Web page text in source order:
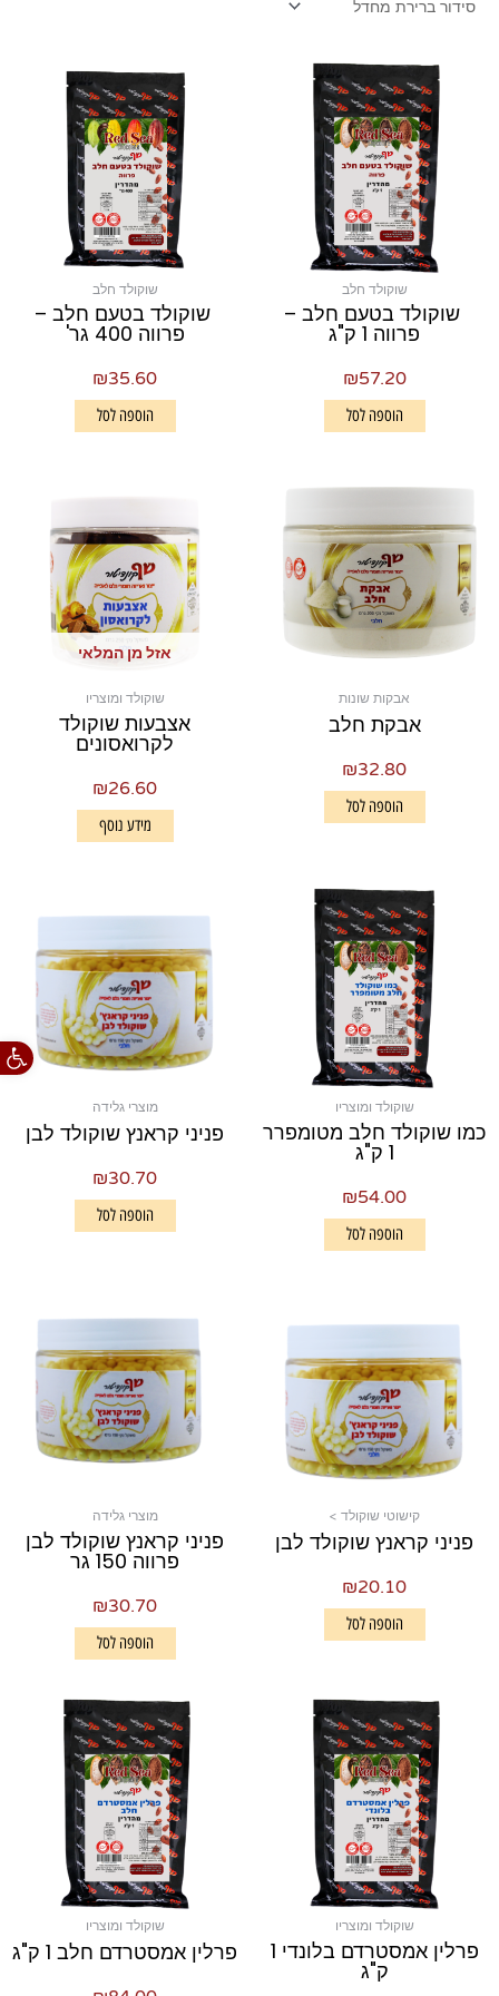
פתח
שוקולד חלב
שוקולד בטעם חלב –
פרווה 1 ק"ג
₪57.20
הוספה לסל
שוקולד חלב
שוקולד בטעם חלב –
פרווה 400 גר'
₪35.60
הוספה לסל
אבקות שונות
אבקת חלב
₪32.80
הוספה לסל
אזל מן המלאי
שוקולד ומוצריו
אצבעות שוקולד
לקרואסונים
₪26.60
מידע נוסף
שוקולד ומוצריו
כמו שוקולד חלב מטומפרר
1 ק"ג
₪54.00
הוספה לסל
מוצרי גלידה
פניני קראנץ שוקולד לבן
₪30.70
הוספה לסל
קישוטי שוקולד >
פניני קראנץ שוקולד לבן
₪20.10
הוספה לסל
מוצרי גלידה
פניני קראנץ שוקולד לבן
פרווה 150 גר
₪30.70
הוספה לסל
שוקולד ומוצריו
פרלין אמסטרדם בלונדי 1
ק"ג
שוקולד ומוצריו
פרלין אמסטרדם חלב 1 ק"ג